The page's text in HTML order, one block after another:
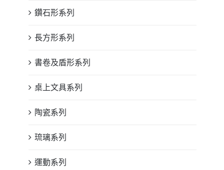
鑽石形系列
長方形系列
書卷及盾形系列
桌上文具系列
陶瓷系列
琉璃系列
運動系列